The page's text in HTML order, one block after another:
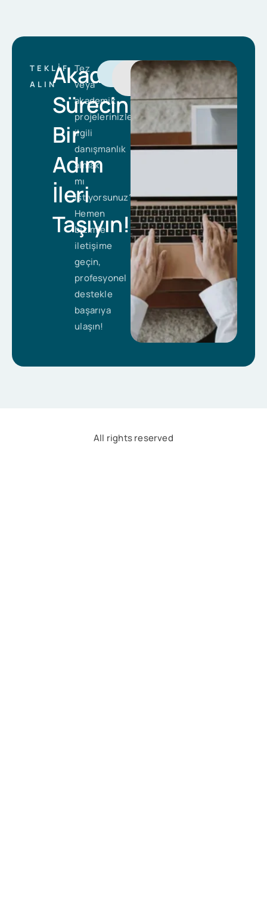
TEKLIF
ALINAkademik
Sürecinizi
Bir
Adım
İleri
Taşıyın!
Tez
veya
akademik
projelerinizle
ilgili
danışmanlık
almak
mı
istiyorsunuz?
Hemen
bizimle
iletişime
geçin,
profesyonel
destekle
başarıya
ulaşın!
İletişim
Teklif
Al
All rights reserved